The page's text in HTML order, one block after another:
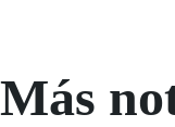
Más